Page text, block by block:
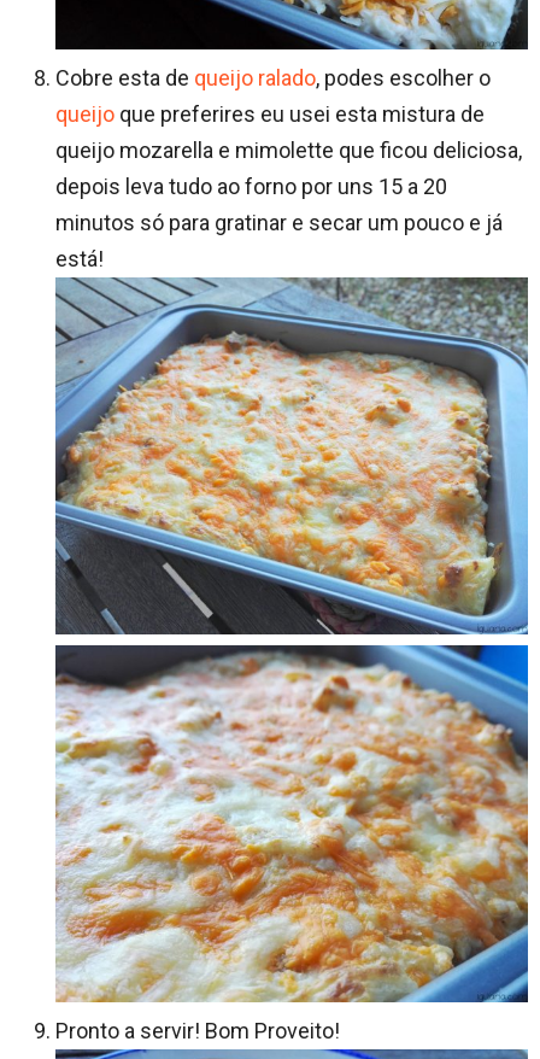
Cobre esta de queijo ralado, podes escolher o
queijo que preferires eu usei esta mistura de
queijo mozarella e mimolette que ficou deliciosa,
depois leva tudo ao forno por uns 15 a 20
minutos só para gratinar e secar um pouco e já
está!
Pronto a servir! Bom Proveito!